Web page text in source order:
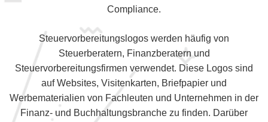
Compliance.
Steuervorbereitungslogos werden häufig von
Steuerberatern, Finanzberatern und
Steuervorbereitungsfirmen verwendet. Diese Logos sind
auf Websites, Visitenkarten, Briefpapier und
Werbematerialien von Fachleuten und Unternehmen in der
Finanz- und Buchhaltungsbranche zu finden. Darüber